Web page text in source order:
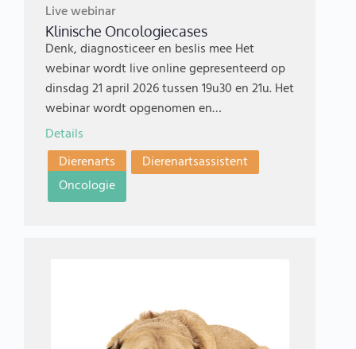
Live webinar
Klinische Oncologiecases
Denk, diagnosticeer en beslis mee Het
webinar wordt live online gepresenteerd op
dinsdag 21 april 2026 tussen 19u30 en 21u. Het
webinar wordt opgenomen en…
Details
Dierenarts
Dierenartsassistent
Oncologie